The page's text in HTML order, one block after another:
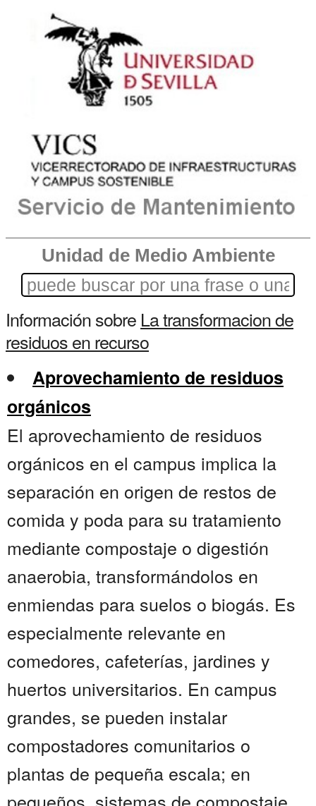
Unidad de Medio Ambiente
Información sobre La transformacion de
residuos en recurso
Aprovechamiento de residuos
orgánicos
El aprovechamiento de residuos
orgánicos en el campus implica la
separación en origen de restos de
comida y poda para su tratamiento
mediante compostaje o digestión
anaerobia, transformándolos en
enmiendas para suelos o biogás. Es
especialmente relevante en
comedores, cafeterías, jardines y
huertos universitarios. En campus
grandes, se pueden instalar
compostadores comunitarios o
plantas de pequeña escala; en